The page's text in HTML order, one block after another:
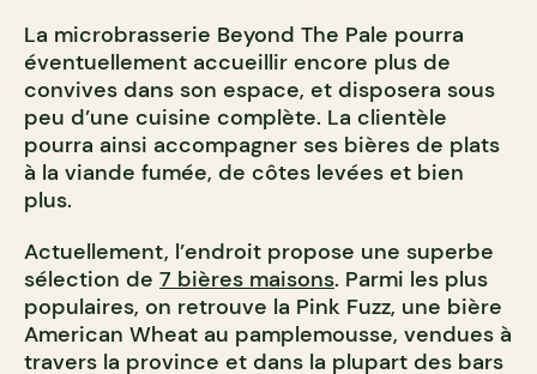
La microbrasserie Beyond The Pale pourra
éventuellement accueillir encore plus de
convives dans son espace, et disposera sous
peu d’une cuisine complète. La clientèle
pourra ainsi accompagner ses bières de plats
à la viande fumée, de côtes levées et bien
plus.
Actuellement, l’endroit propose une superbe
sélection de 7 bières maisons. Parmi les plus
populaires, on retrouve la Pink Fuzz, une bière
American Wheat au pamplemousse, vendues à
travers la province et dans la plupart des bars